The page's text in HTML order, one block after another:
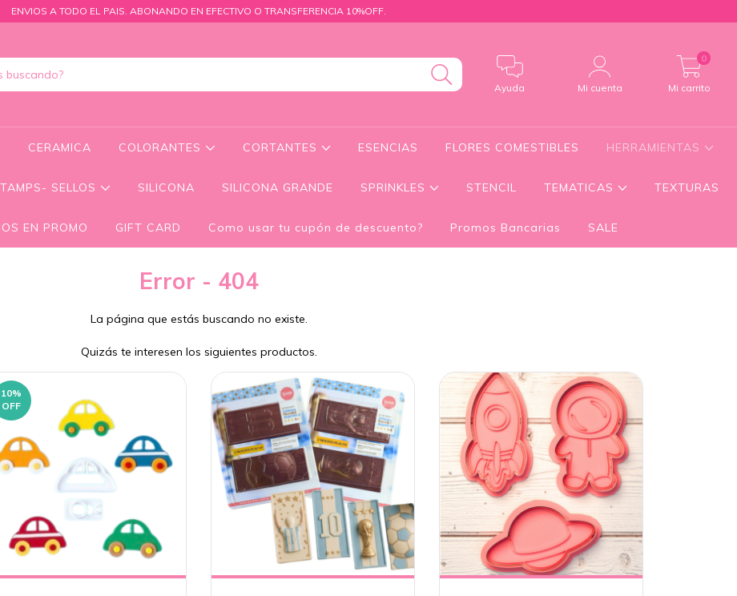
ENVIOS A TODO EL PAIS. ABONANDO EN EFECTIVO O TRANSFERENCIA 10%OFF.
Ayuda Mi cuenta Mi carrito
0
CERAMICA COLORANTES CORTANTES ESENCIAS FLORES COMESTIBLES HERRAMIENTAS
SELLOS SILICONA SILICONA GRANDE SPRINKLES STENCIL TEMATICAS TEXTURAS
EN PROMO GIFT CARD Como usar tu cupón de descuento? Promos Bancarias SALE
Error - 404
La página que estás buscando no existe.
Quizás te interesen los siguientes productos.
10%
OFF